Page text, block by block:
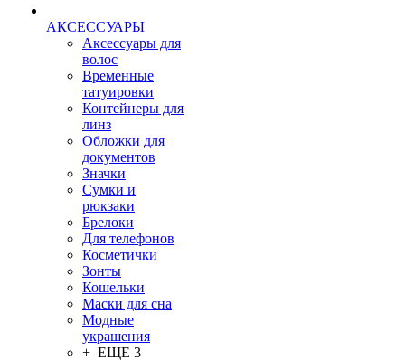
АКСЕССУАРЫ
Аксессуары для
волос
Временные
татуировки
Контейнеры для
линз
Обложки для
документов
Значки
Сумки и
рюкзаки
Брелоки
Для телефонов
Косметички
Зонты
Кошельки
Маски для сна
Модные
украшения
+ ЕЩЕ 3